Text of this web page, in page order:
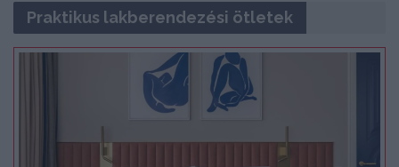
Praktikus lakberendezési ötletek